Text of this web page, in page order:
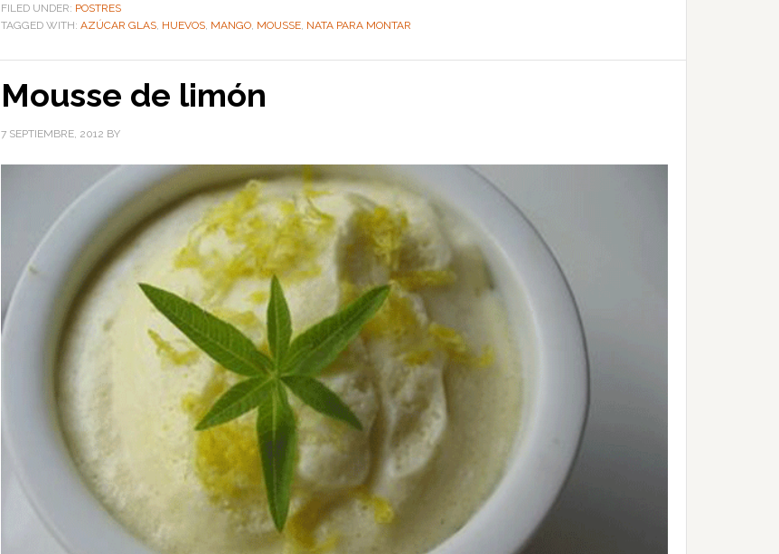
FILED UNDER: POSTRES
TAGGED WITH: AZÚCAR GLAS HUEVOS MANGO MOUSSE NATA PARA MONTAR
Mousse de limón
7 SEPTIEMBRE, 2012 BY